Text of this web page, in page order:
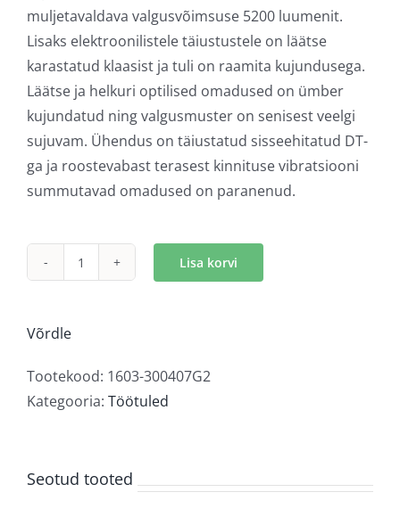
muljetavaldava valgusvõimsuse 5200 luumenit.
Lisaks elektroonilistele täiustustele on läätse
karastatud klaasist ja tuli on raamita kujundusega.
Läätse ja helkuri optilised omadused on ümber
kujundatud ning valgusmuster on senisest veelgi
sujuvam. Ühendus on täiustatud sisseehitatud DT-
ga ja roostevabast terasest kinnituse vibratsiooni
summutavad omadused on paranenud.
Bullboy
kogus
Lisa korvi
Võrdle
Tootekood: 1603-300407G2
Kategooria: Töötuled
Seotud tooted